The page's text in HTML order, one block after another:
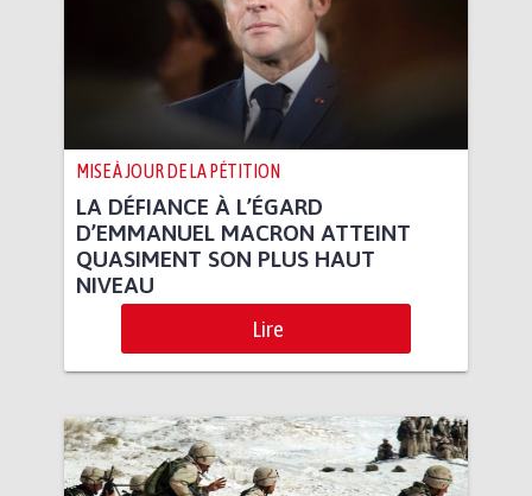
MISE À JOUR DE LA PÉTITION
LA DÉFIANCE À L’ÉGARD
D’EMMANUEL MACRON ATTEINT
QUASIMENT SON PLUS HAUT
NIVEAU
Lire